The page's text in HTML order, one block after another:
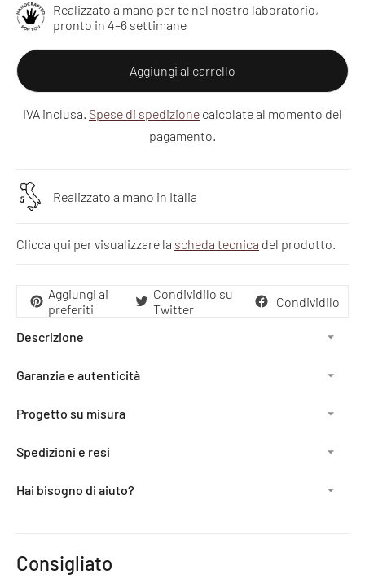
Realizzato a mano per te nel nostro laboratorio,
pronto in 4–6 settimane
Aggiungi al carrello
IVA inclusa. Spese di spedizione calcolate al momento del
pagamento.
Realizzato a mano in Italia
Clicca qui per visualizzare la scheda tecnica del prodotto.
Aggiungi ai
preferiti
Condividilo su
Twitter
Condividilo
Descrizione
Garanzia e autenticità
Progetto su misura
Spedizioni e resi
Hai bisogno di aiuto?
prodotto
Consigliato